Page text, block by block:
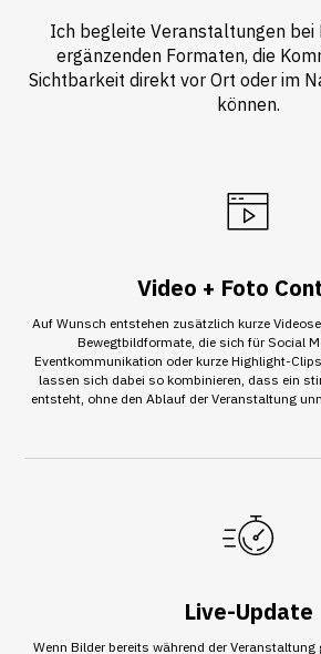
Ich begleite Veranstaltungen bei
ergänzenden Formaten, die
Sichtbarkeit direkt vor Ort oder im
können.
Video + Foto
Auf Wunsch entstehen zusätzlich kurze
Bewegtbildformate, die sich für Social
Eventkommunikation oder kurze Highlight-
lassen sich dabei so kombinieren, dass ein
entsteht, ohne den Ablauf der Veranstaltung
Live-Update
Wenn Bilder bereits während der Veranstaltung